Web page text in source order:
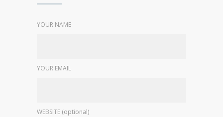
YOUR NAME
YOUR EMAIL
WEBSITE (optional)